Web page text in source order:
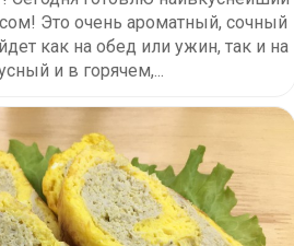
Это очень ароматный, сочный
как на обед или ужин, так и на
и в горячем,...